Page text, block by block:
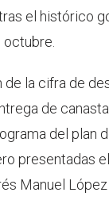
el histórico
de la cifra de
de
del plan
presentadas
Manuel